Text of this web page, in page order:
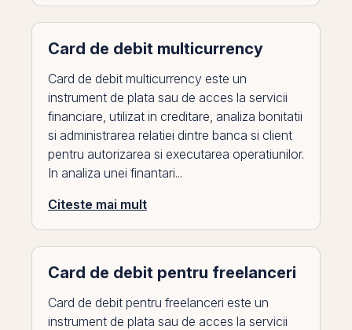
Card de debit multicurrency
Card de debit multicurrency este un
instrument de plata sau de acces la servicii
financiare, utilizat in creditare, analiza bonitatii
si administrarea relatiei dintre banca si client
pentru autorizarea si executarea operatiunilor.
In analiza unei finantari...
Citeste mai mult
Card de debit pentru freelanceri
Card de debit pentru freelanceri este un
instrument de plata sau de acces la servicii